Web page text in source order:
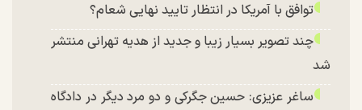
توافق با آمریکا در انتظار تایید نهایی شعام؟
چند تصویر بسیار زیبا و جدید از هدیه تهرانی منتشر
شد
ساغر عزیزی: حسین جگرکی و دو مرد دیگر در دادگاه